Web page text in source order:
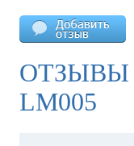
ОТЗЫВЫ
LM005